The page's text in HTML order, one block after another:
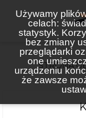
Używamy
celach:
statystyk.
bez zmiany
przeglądarki
one
urządzeniu
że zawsze
STRONA